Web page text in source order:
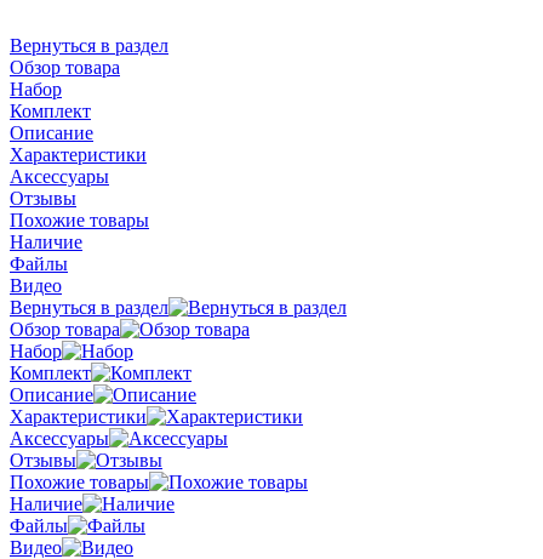
Вернуться в раздел
Обзор товара
Набор
Комплект
Описание
Характеристики
Аксессуары
Отзывы
Похожие товары
Наличие
Файлы
Видео
Вернуться в раздел
Обзор товара
Набор
Комплект
Описание
Характеристики
Аксессуары
Отзывы
Похожие товары
Наличие
Файлы
Видео